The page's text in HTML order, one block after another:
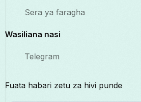
Sera ya faragha
Wasiliana nasi
Telegram
Fuata habari zetu za hivi punde